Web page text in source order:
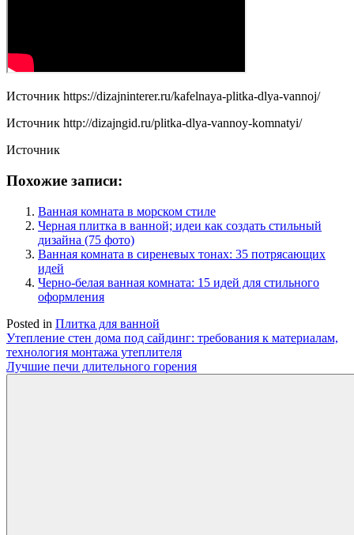
Источник https://dizajninterer.ru/kafelnaya-plitka-dlya-vannoj/
Источник http://dizajngid.ru/plitka-dlya-vannoy-komnatyi/
Источник
Похожие записи:
Ванная комната в морском стиле
Черная плитка в ванной; идеи как создать стильный
дизайна (75 фото)
Ванная комната в сиреневых тонах: 35 потрясающих
идей
Черно-белая ванная комната: 15 идей для стильного
оформления
Posted in Плитка для ванной
Навигация
по
записям
Утепление стен дома под сайдинг: требования к материалам,
технология монтажа утеплителя
Лучшие печи длительного горения